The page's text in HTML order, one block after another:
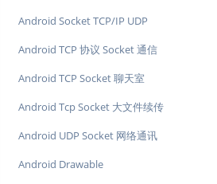
Android Socket TCP/IP UDP
Android TCP 协议 Socket 通信
Android TCP Socket 聊天室
Android Tcp Socket 大文件续传
Android UDP Socket 网络通讯
Android Drawable